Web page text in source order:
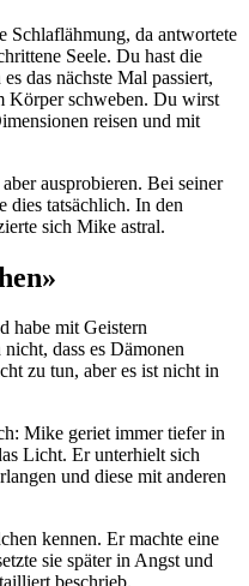
Schlaflähmung, da antwortete
Seele. Du hast die
das nächste Mal passiert,
Körper schweben. Du wirst
reisen und mit
ausprobieren. Bei seiner
dies tatsächlich. In den
sich Mike astral.
habe mit Geistern
dass es Dämonen
zu tun, aber es ist nicht in
Mike geriet immer tiefer in
Licht. Er unterhielt sich
und diese mit anderen
kennen. Er machte eine
sie später in Angst und